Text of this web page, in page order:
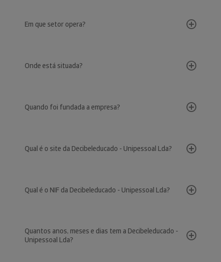
Em que setor opera?
Onde está situada?
Quando foi fundada a empresa?
Qual é o site da Decibeleducado - Unipessoal Lda?
Qual é o NIF da Decibeleducado - Unipessoal Lda?
Quantos anos, meses e dias tem a Decibeleducado -
Unipessoal Lda?